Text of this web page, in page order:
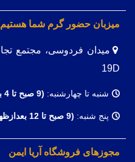
میزبان حضور گرم شما هستیم
19D
شنبه تا چهارشنبه: (9 صبح تا 4 بعدازظهر)
پنج شنبه: (9 صبح تا 12 بعدازظهر)
مجوزهای فروشگاه آریا ایمن